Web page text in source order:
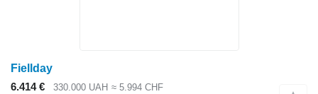
Fiellday
6.414 €
330.000 UAH ≈ 5.994 CHF